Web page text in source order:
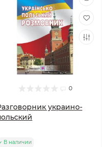
0
украино-
В наличии